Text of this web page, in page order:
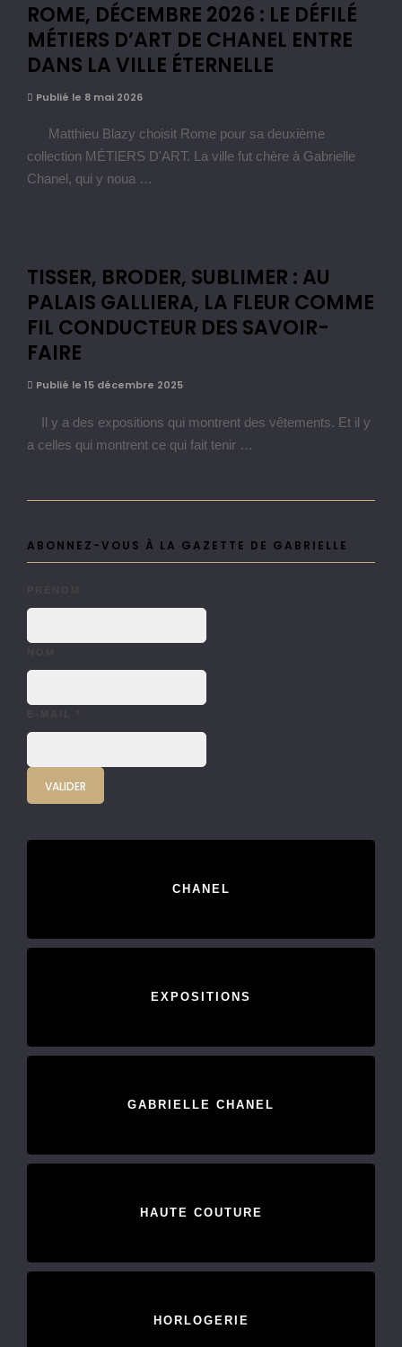
ROME, DÉCEMBRE 2026 : LE DÉFILÉ
MÉTIERS D’ART DE CHANEL ENTRE
DANS LA VILLE ÉTERNELLE
Publié le 8 mai 2026
Matthieu Blazy choisit Rome pour sa deuxième
collection MÉTIERS D'ART. La ville fut chère à Gabrielle
Chanel, qui y noua …
TISSER, BRODER, SUBLIMER : AU
PALAIS GALLIERA, LA FLEUR COMME
FIL CONDUCTEUR DES SAVOIR-
FAIRE
Publié le 15 décembre 2025
Il y a des expositions qui montrent des vêtements. Et il y
a celles qui montrent ce qui fait tenir …
ABONNEZ-VOUS À LA GAZETTE DE GABRIELLE
CHANEL
EXPOSITIONS
GABRIELLE CHANEL
HAUTE COUTURE
HORLOGERIE